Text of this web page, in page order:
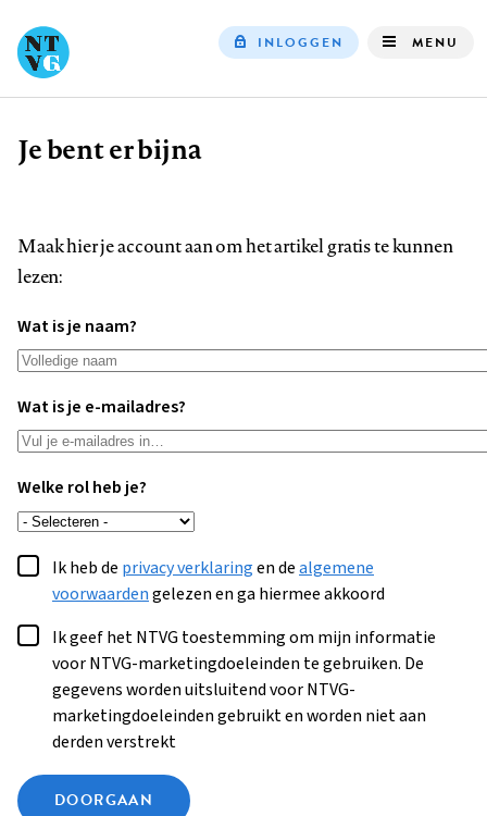
INLOGGEN MENU
Kruimelpad
Je bent er bijna
Maak hier je account aan om het artikel gratis te kunnen
lezen:
Wat is je naam?
Wat is je e-mailadres?
Welke rol heb je?
Ik heb de privacy verklaringen dealgemene
voorwaardengelezen en ga hiermee akkoord
Ik geef het NTVG toestemming om mijn informatie
voor NTVG-marketingdoeleinden te gebruiken. De
gegevens worden uitsluitend voor NTVG-
marketingdoeleinden gebruikt en worden niet aan
derden verstrekt
DOORGAAN